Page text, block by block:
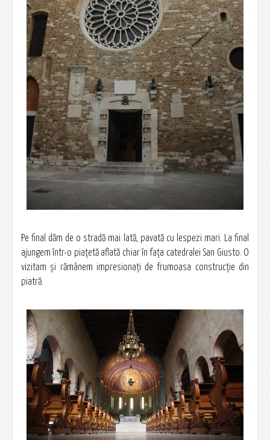
Pe final dăm de o stradă mai lată, pavată cu lespezi mari. La final
ajungem într-o piaţetă aflată chiar în fața catedralei San Giusto. O
vizitam şi rămânem impresionaţi de frumoasa construcţie din
piatră.